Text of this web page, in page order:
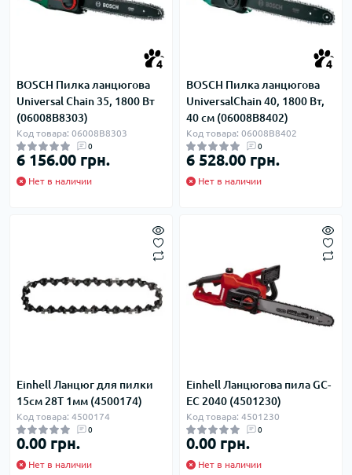
4
BOSCH Пилка ланцюгова
Universal Chain 35, 1800 Вт
(06008B8303)
Код товара: 06008B8303
0
6 156.00 грн.
Нет в наличии
4
BOSCH Пилка ланцюгова
UniversalChain 40, 1800 Вт,
40 см (06008B8402)
Код товара: 06008B8402
0
6 528.00 грн.
Нет в наличии
Einhell Ланцюг для пилки
15см 28T 1мм (4500174)
Код товара: 4500174
0
0.00 грн.
Нет в наличии
Einhell Ланцюгова пила GC-
EC 2040 (4501230)
Код товара: 4501230
0
0.00 грн.
Нет в наличии